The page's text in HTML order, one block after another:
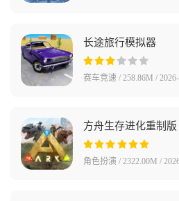
长途旅行模拟器
赛车竞速 / 258.86M /
方舟生存进化重制版
角色扮演 / 2322.00M /